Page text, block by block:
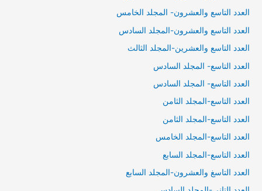
العدد التاسع والعشرون- المجلد الخامس
العدد التاسع والعشرون-المجلد السادس
العدد التاسع والعشرين-المجلد الثالث
العدد التاسع- المجلد السادس
العدد التاسع- المجلد السادس
العدد التاسع-المجلد الثامن
العدد التاسع-المجلد الثامن
العدد التاسع-المجلد الخامس
العدد التاسع-المجلد السابع
العدد التاسغ والعشرون-المجلد السابع